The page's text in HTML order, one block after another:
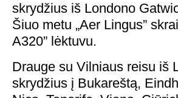
skrydžius iš Londono
Šiuo metu „Aer Lingus”
A320” lėktuvu.
Drauge su Vilniaus reisu iš
skrydžius į Bukareštą,